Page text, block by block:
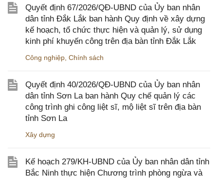
Quyết định 67/2026/QĐ-UBND của Ủy ban nhân
dân tỉnh Đắk Lắk ban hành Quy định về xây dựng
kế hoạch, tổ chức thực hiện và quản lý, sử dụng
kinh phí khuyến công trên địa bàn tỉnh Đắk Lắk
Công nghiệp Chính sách
Quyết định 40/2026/QĐ-UBND của Ủy ban nhân
dân tỉnh Sơn La ban hành Quy chế quản lý các
công trình ghi công liệt sĩ, mộ liệt sĩ trên địa bàn
tỉnh Sơn La
Xây dựng
Kế hoạch 279/KH-UBND của Ủy ban nhân dân tỉnh
Bắc Ninh thực hiện Chương trình phòng ngừa và